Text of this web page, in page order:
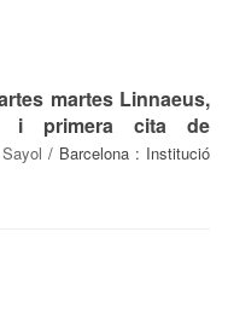
martes Linnaeus,
i primera cita de
/ Barcelona : Institució